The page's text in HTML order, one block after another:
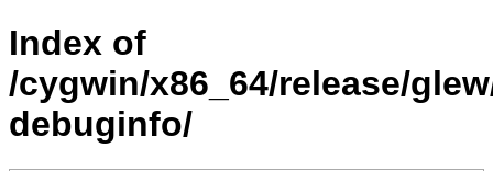
Index of
/cygwin/x86_64/release/
debuginfo/